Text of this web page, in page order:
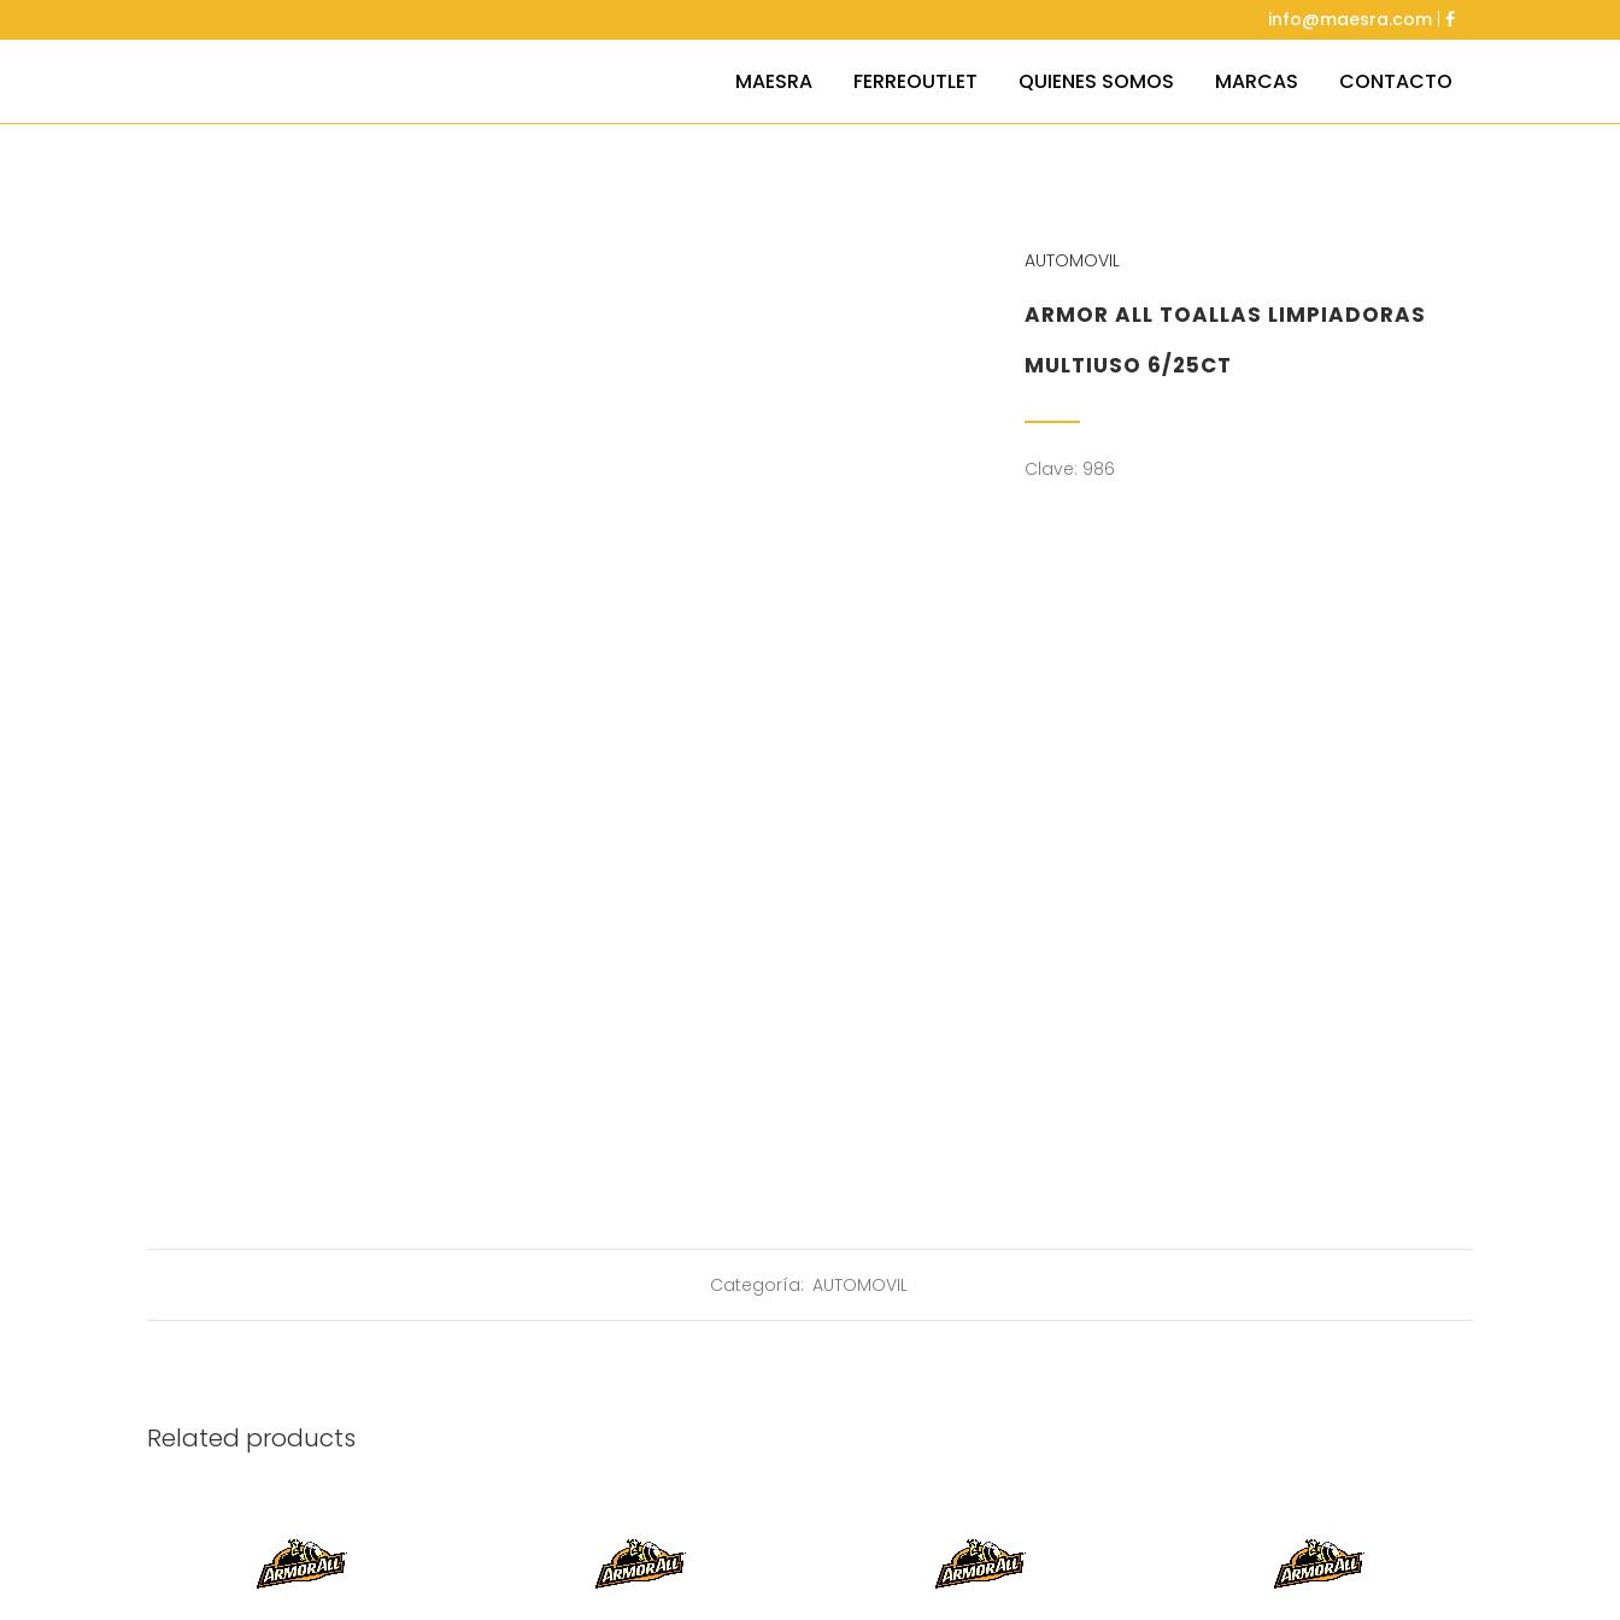
info@maesra.com
MAESRA FERREOUTLET QUIENES SOMOS MARCAS CONTACTO
AUTOMOVIL
ARMOR ALL TOALLAS LIMPIADORAS
MULTIUSO 6/25CT
Clave: 986
Categoría: AUTOMOVIL
Related products